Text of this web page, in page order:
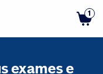
1
exames e